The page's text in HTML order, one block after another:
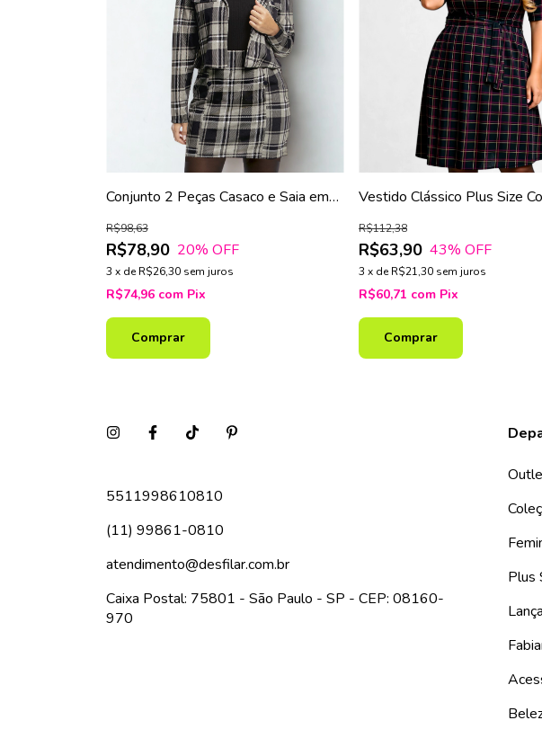
Conjunto 2 Peças Casaco e Saia em
R$78,90
R$98,63
20% OFF
3 x deR$26,30 sem juros
R$74,96 com Pix
Comprar
Vestido Clássico Plus Size
R$63,90
R$112,38
43% OFF
3 x deR$21,30 sem juros
R$60,71 com Pix
Comprar
5511998610810
(11) 99861-0810
atendimento@desfilar.com.br
Caixa Postal: 75801 - São Paulo - SP - CEP: 08160-
970
Plus